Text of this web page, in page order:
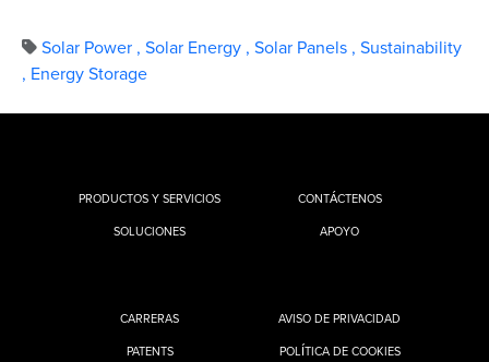
Solar Power , Solar Energy , Solar Panels , Sustainability
, Energy Storage
PRODUCTOS Y SERVICIOS
SOLUCIONES
CONTÁCTENOS
APOYO
CARRERAS
PATENTS
AVISO DE PRIVACIDAD
POLÍTICA DE COOKIES